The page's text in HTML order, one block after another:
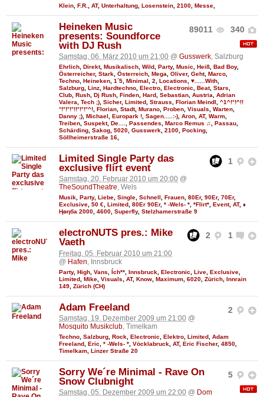
Klein F.R. AT, Unterhaltung Losenstein 2100 Messe
89011 340
Heineken Music
presents: Soundforce
with DJ Rush
Samstag, 06. März 2010 um 21:00 @ Gusswerk, Salzburg
Ehrlich Direkt, Musikalisch Wild Party, Music Heiß Bad Boy,
Österreicher, Stark Österreich Mega Oliver, Geht, Marco
Techno Heineken 1´5 Minimal 2 Locations ♥......With
Salzburg Linz Hardtechno Electro Electronic Beat, Stars
Club Rush Dj Rush Finden Hard Sebastian Austria
Adrian
Valera
Tech ;) Sicher, Limited Strauss Florian Meindl
^1^!°!^!!
°!°!°!°!!°!°!°^! Florian Stadt, Murano Proben Visuals Warten
Danny ;) Michael Europark ! Sagen.....:-) Aron AT, Warm
Treiben Suspekt, De.... Passendes Marco Remus ♫ Passau
Schärding Sakog 5020 Gusswerk 2100 Pocking
Söllheimerstraße 16
1
Limited Single Party das
exclusive flirt event
Samstag, 20. Februar 2010 um 20:00 @
TheSoundTheatre, Wels
Musik, Party, Liebe, Single, Schnell , Frauen, 80Er, 90Er, 70Er,
Exclusive, 50 €, Limited, 80Er 90Er, * -Wels- *, *Flirt*, Event, AT, ♦
Ңөηба 2000, 4600, Superfly, Stelzhamerstraße 9
2 1
electroNUTS pres.: Mike
Vaeth
Freitag, 05. Februar 2010 um 21:00
@ Hafen , Innsbruck
Party, High Vans Ích** Innsbruck Electronic Live Exclusive
Limited Mike Visuals AT, Know Maximum 6020 Zürich Innrain
149 Zürich (CH)
2
Adam Freeland
Samstag, 19. Dezember 2009 um 21:00 @
Mosquito Musikclub, Timelkam
Techno Salzburg Rock Electronic Elektro Limited Adam
Freeland Eric * -Wels- * Vöcklabruck AT, Eric Fischer, 4850
Timelkam Linzer Straße 20
5
Sorry We´re Minimal - Rave On
Snow Clubnight
Samstag, 05. Dezember 2009 um 22:00 @ Dom